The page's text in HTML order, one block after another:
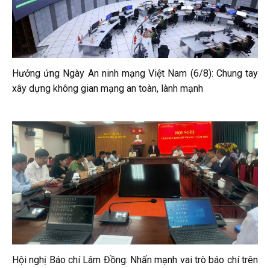
Hưởng ứng Ngày An ninh mạng Việt Nam (6/8): Chung tay
xây dựng không gian mạng an toàn, lành mạnh
Hội nghị Báo chí Lâm Đồng: Nhấn mạnh vai trò báo chí trên